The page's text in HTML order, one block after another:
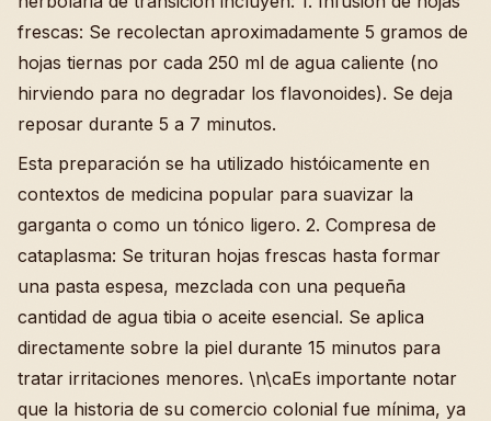
frescas: Se recolectan aproximadamente 5 gramos de
hojas tiernas por cada 250 ml de agua caliente (no
hirviendo para no degradar los flavonoides). Se deja
reposar durante 5 a 7 minutos.
Esta preparación se ha utilizado históicamente en
contextos de medicina popular para suavizar la
garganta o como un tónico ligero. 2. Compresa de
cataplasma: Se trituran hojas frescas hasta formar
una pasta espesa, mezclada con una pequeña
cantidad de agua tibia o aceite esencial. Se aplica
directamente sobre la piel durante 15 minutos para
tratar irritaciones menores. \n\caEs importante notar
que la historia de su comercio colonial fue mínima, ya